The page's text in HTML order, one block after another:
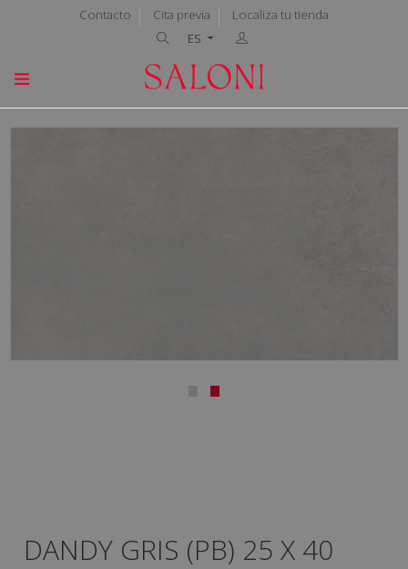
Contacto Cita previa
Localiza tu tienda
ES
DANDY GRIS (PB) 25 X 40